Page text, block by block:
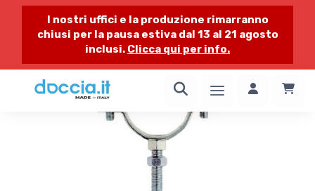
I nostri uffici e la produzione rimarranno
chiusi per la pausa estiva dal 13 al 21 agosto
inclusi. Clicca qui per info.